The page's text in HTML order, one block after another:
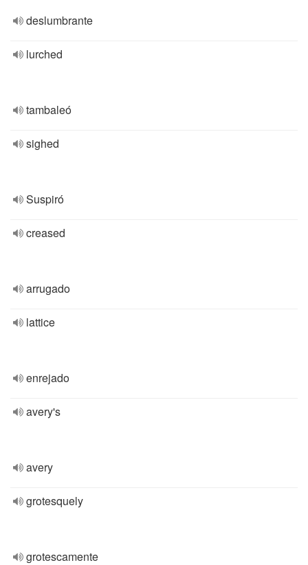
deslumbrante
lurched
tambaleó
sighed
Suspiró
creased
arrugado
lattice
enrejado
avery's
avery
grotesquely
grotescamente